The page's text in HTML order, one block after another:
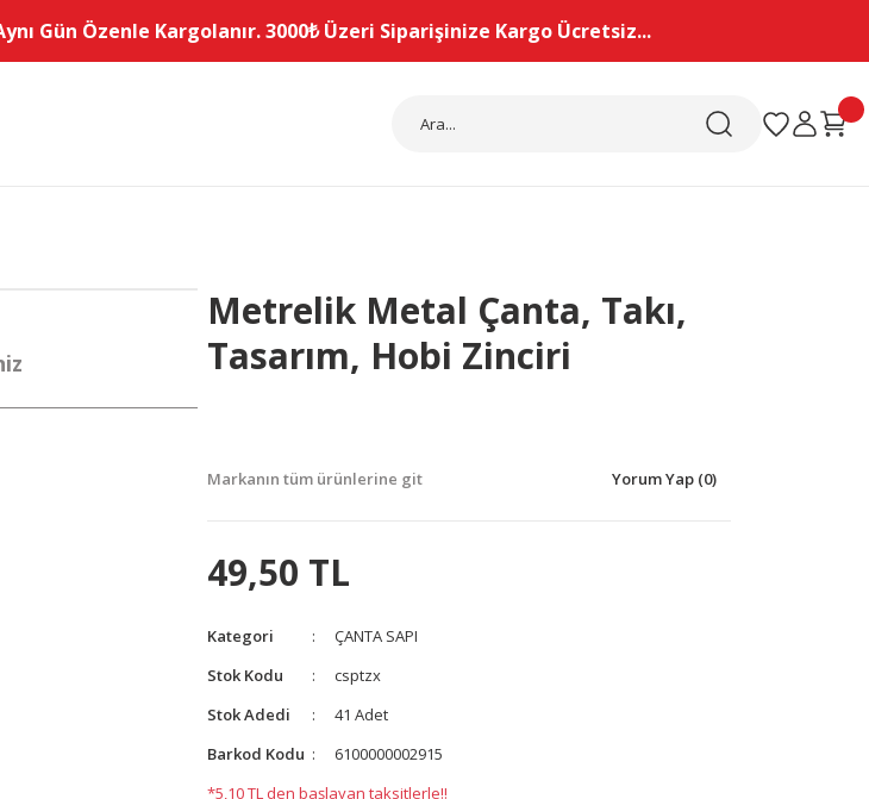
Gün Özenle Kargolanır. 3000₺ Üzeri Siparişinize Kargo Ücretsiz...
Metrelik Metal Çanta, Takı,
Tasarım, Hobi Zinciri
Markanın tüm ürünlerine git Yorum Yap (0)
49,50 TL
Kategori
ÇANTA SAPI
Stok Kodu
csptzx
Stok Adedi
41 Adet
Barkod Kodu
6100000002915
*5,10 TL den başlayan taksitlerle!!